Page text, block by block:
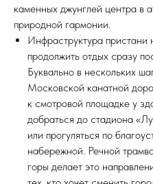
каменных джунглей центра в
природной гармонии.
Инфраструктура пристани
продолжить отдых сразу
Буквально в нескольких
Московской канатной
к смотровой площадке у
добраться до стадиона
или прогуляться по
набережной. Речной
горы делает это